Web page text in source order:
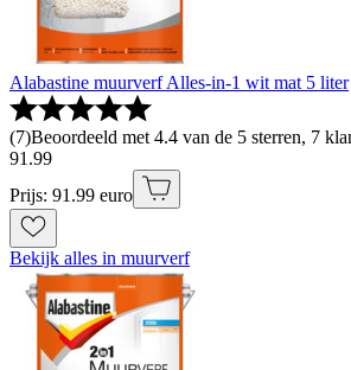
Alabastine muurverf Alles-in-1 wit mat 5 liter
(7)Beoordeeld met 4.4 van de 5 sterren, 7
91 .99
Prijs: 91.99 euro
Bekijk alles in muurverf